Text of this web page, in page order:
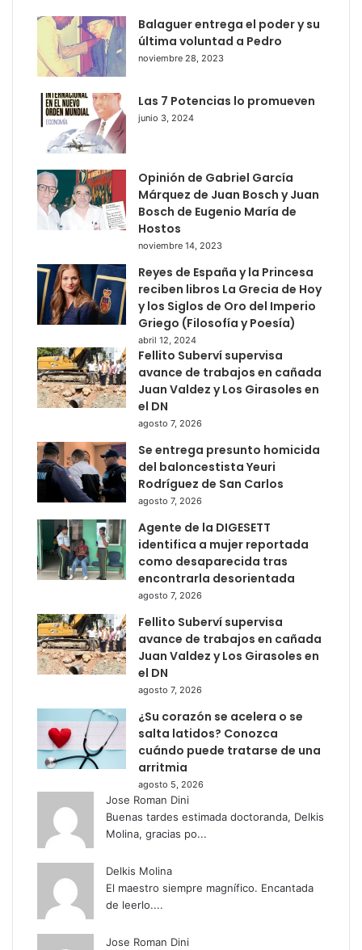
Balaguer entrega el poder y su
última voluntad a Pedro
noviembre 28, 2023
Las 7 Potencias lo promueven
junio 3, 2024
Opinión de Gabriel García
Márquez de Juan Bosch y Juan
Bosch de Eugenio María de
Hostos
noviembre 14, 2023
Reyes de España y la Princesa
reciben libros La Grecia de Hoy
y los Siglos de Oro del Imperio
Griego (Filosofía y Poesía)
abril 12, 2024
Fellito Suberví supervisa
avance de trabajos en cañada
Juan Valdez y Los Girasoles en
el DN
agosto 7, 2026
Se entrega presunto homicida
del baloncestista Yeuri
Rodríguez de San Carlos
agosto 7, 2026
Agente de la DIGESETT
identifica a mujer reportada
como desaparecida tras
encontrarla desorientada
agosto 7, 2026
Fellito Suberví supervisa
avance de trabajos en cañada
Juan Valdez y Los Girasoles en
el DN
agosto 7, 2026
¿Su corazón se acelera o se
salta latidos? Conozca
cuándo puede tratarse de una
arritmia
agosto 5, 2026
Jose Roman Dini
Buenas tardes estimada doctoranda, Delkis
Molina, gracias po...
Delkis Molina
El maestro siempre magnífico. Encantada
de leerlo....
Jose Roman Dini